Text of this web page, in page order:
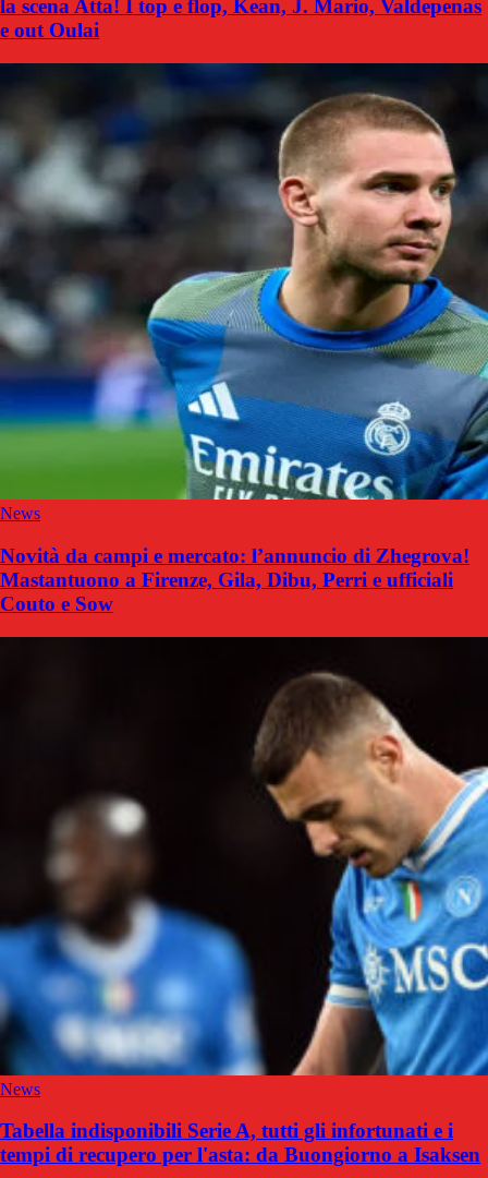
la scena Atta! I top e flop, Kean, J. Mario, Valdepenas
e out Oulai
News
Novità da campi e mercato: l’annuncio di Zhegrova!
Mastantuono a Firenze, Gila, Dibu, Perri e ufficiali
Couto e Sow
News
Tabella indisponibili Serie A, tutti gli infortunati e i
tempi di recupero per l'asta: da Buongiorno a Isaksen